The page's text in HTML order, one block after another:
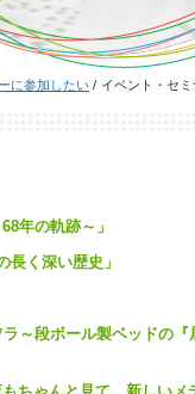
に参加したい / イベント・セ
年の軌跡～」
く深い歴史」
～段ボール製ベッドの『